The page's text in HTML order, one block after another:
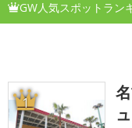
GW人気スポットラン
1